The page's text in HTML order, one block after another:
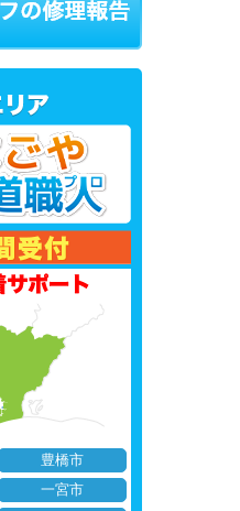
豊橋市
一宮市